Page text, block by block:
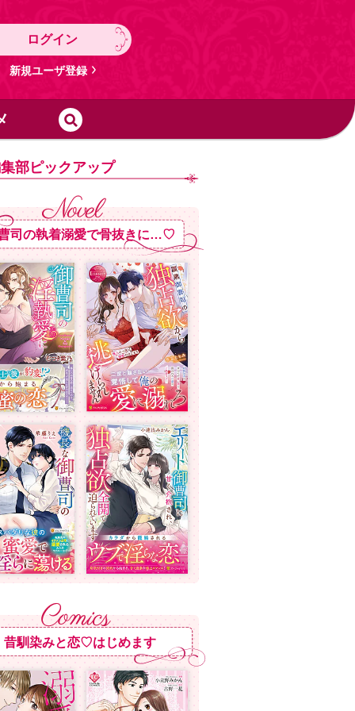
ログイン
新規ユーザ登録
部ピックアップ
司の執着溺愛で骨抜きに…♡
昔馴染みと恋♡はじめます